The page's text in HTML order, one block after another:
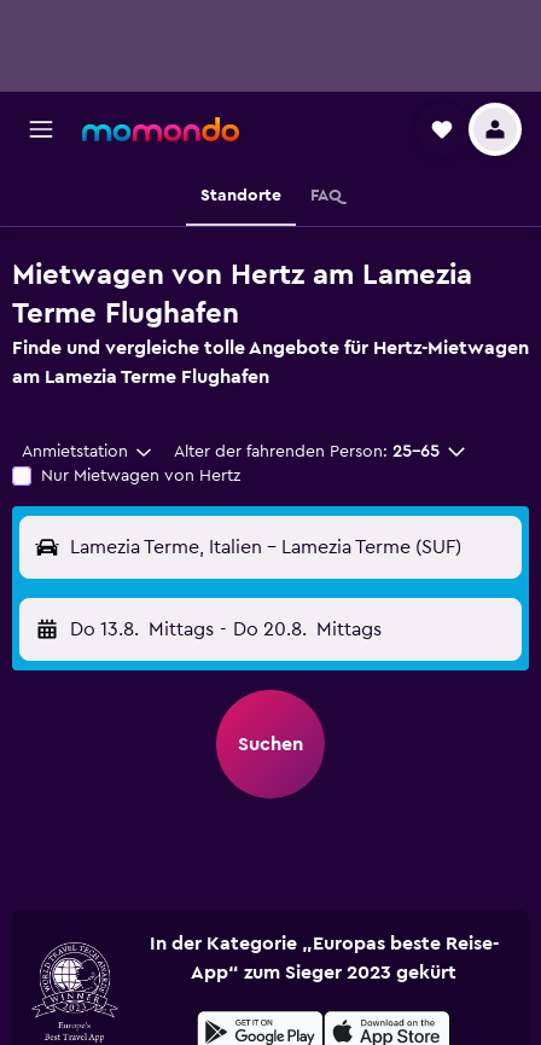
Standorte FAQ
Mietwagen von Hertz am Lamezia
Terme Flughafen
Finde und vergleiche tolle Angebote für Hertz-Mietwagen
am Lamezia Terme Flughafen
Anmietstation Alter der fahrenden Person: 25-65
Nur Mietwagen von Hertz
Lamezia Terme, Italien - Lamezia Terme (SUF)
Do 13.8. Mittags - Do 20.8. Mittags
Suchen
In der Kategorie „Europas beste Reise-
App“ zum Sieger 2023 gekürt